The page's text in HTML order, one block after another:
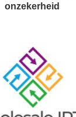
onzekerheid